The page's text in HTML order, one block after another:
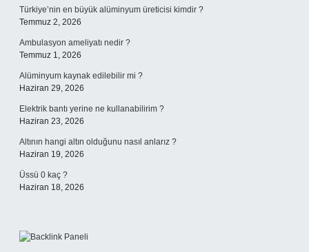
Türkiye’nin en büyük alüminyum üreticisi kimdir ?
Temmuz 2, 2026
Ambulasyon ameliyatı nedir ?
Temmuz 1, 2026
Alüminyum kaynak edilebilir mi ?
Haziran 29, 2026
Elektrik bantı yerine ne kullanabilirim ?
Haziran 23, 2026
Altının hangi altın olduğunu nasıl anlarız ?
Haziran 19, 2026
Üssü 0 kaç ?
Haziran 18, 2026